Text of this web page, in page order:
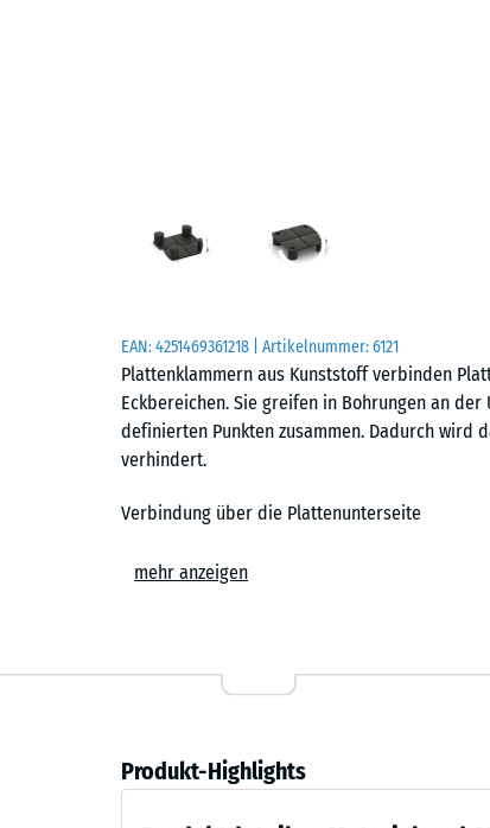
EAN:4251469361218 | Artikelnummer:6121
Plattenklammern aus Kunststoff verbinden
Eckbereichen. Sie greifen in Bohrungen an
definierten Punkten zusammen. Dadurch wird
verhindert.
Verbindung über die Plattenunterseite
In der Unterseite jeder Platte sind am Rand
Höcker in die dafür vorgesehenen
Wirkung in der Fläche
mehr anzeigen
Produkt-Highlights